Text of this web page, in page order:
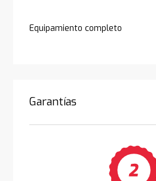
Equipamiento completo
Garantías